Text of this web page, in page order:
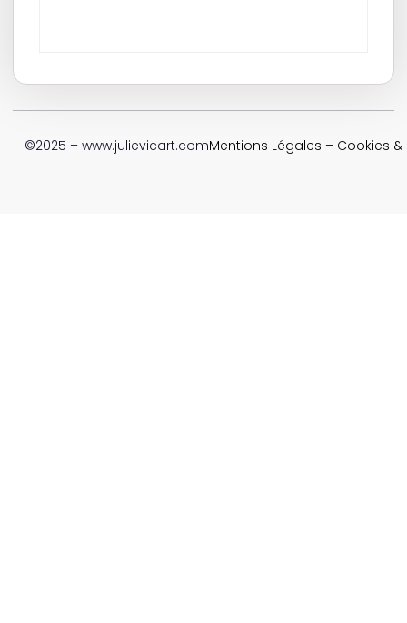
Mentions Légales – Cookies
©2025 – www.julievicart.com